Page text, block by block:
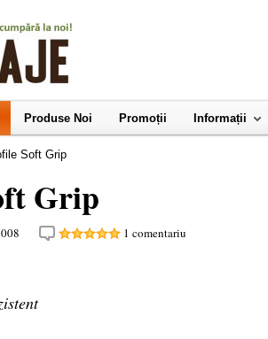
Produse Noi Promoții Informații
Soft Grip
Grip
1 comentariu